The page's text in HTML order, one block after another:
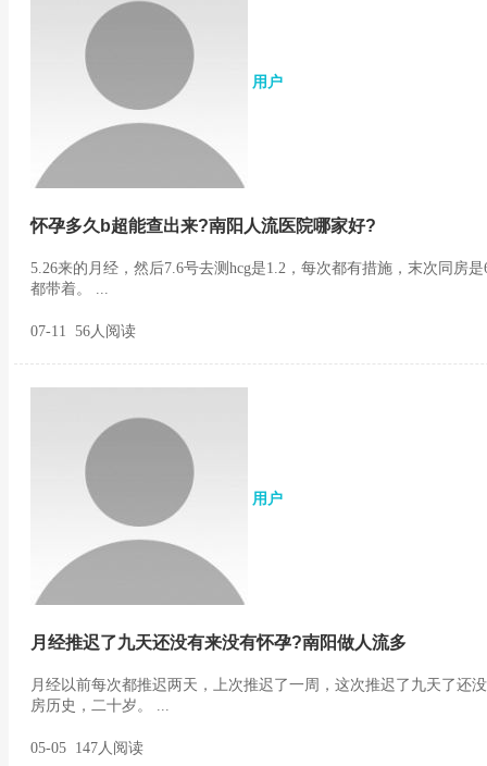
用户
怀孕多久b超能查出来?南阳人流医院哪家好?
5.26来的月经，然后7.6号去测hcg是1.2，每次都有措施，末次同房
都带着。 ...
07-11 56人阅读
用户
月经推迟了九天还没有来没有怀孕?南阳做人流多
月经以前每次都推迟两天，上次推迟了一周，这次推迟了九天了还
房历史，二十岁。 ...
05-05 147人阅读